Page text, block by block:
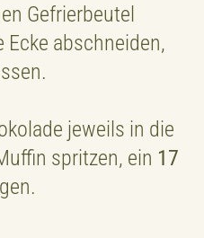
Gefrierbeutel
Ecke abschneiden,
jeweils in die
spritzen, ein 17